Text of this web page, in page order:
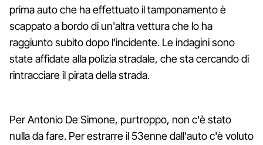
prima auto che ha effettuato il tamponamento è
scappato a bordo di un'altra vettura che lo ha
raggiunto subito dopo l'incidente. Le indagini sono
state affidate alla polizia stradale, che sta cercando di
rintracciare il pirata della strada.
Per Antonio De Simone, purtroppo, non c'è stato
nulla da fare. Per estrarre il 53enne dall'auto c'è voluto